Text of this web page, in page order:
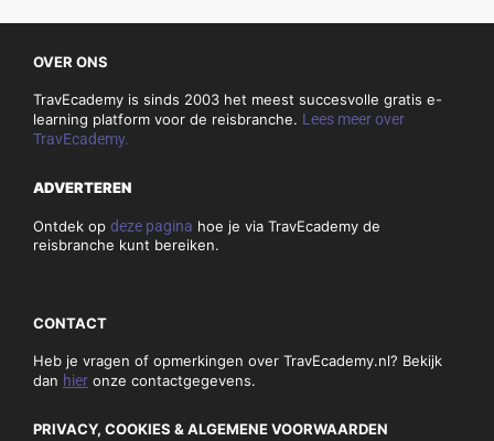
OVER ONS
TravEcademy is sinds 2003 het meest succesvolle gratis e-
learning platform voor de reisbranche. Lees meer over
TravEcademy.
ADVERTEREN
Ontdek op deze pagina hoe je via TravEcademy de
reisbranche kunt bereiken.
CONTACT
Heb je vragen of opmerkingen over TravEcademy.nl? Bekijk
dan hier onze contactgegevens.
PRIVACY, COOKIES & ALGEMENE VOORWAARDEN